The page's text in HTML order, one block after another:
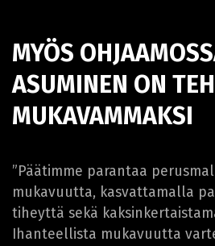
MYÖS
ASUMINEN ON
MUKAVAMMAKSI
”Päätimme parantaa
mukavuutta, kasvattamalla
tiheyttä sekä
Ihanteellista mukavuutta